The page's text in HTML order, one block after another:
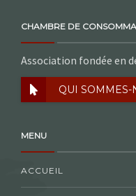
CHAMBRE DE
Association fondée en
QUI SOMMES-
MENU
ACCUEIL